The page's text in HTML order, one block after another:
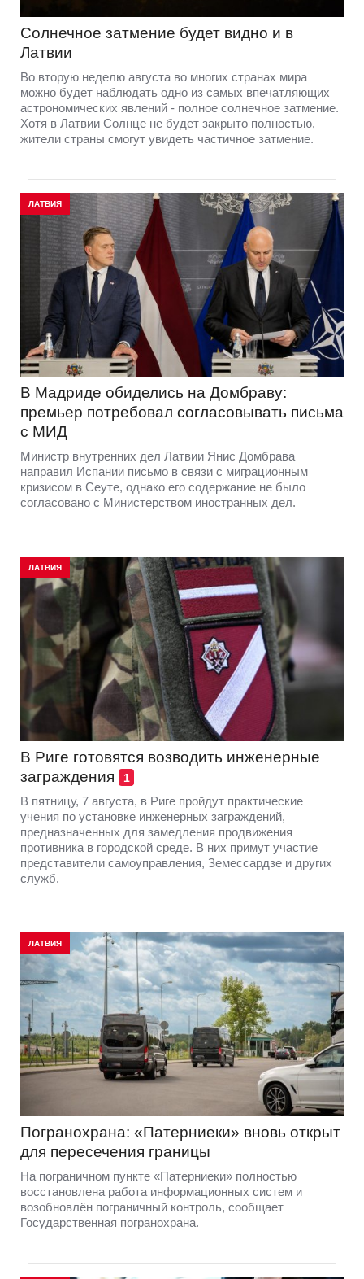
Солнечное затмение будет видно и в
Латвии
Во вторую неделю августа во многих странах мира
можно будет наблюдать одно из самых впечатляющих
астрономических явлений - полное солнечное затмение.
Хотя в Латвии Солнце не будет закрыто полностью,
жители страны смогут увидеть частичное затмение.
ЛАТВИЯ
В Мадриде обиделись на Домбраву:
премьер потребовал согласовывать письма
с МИД
Министр внутренних дел Латвии Янис Домбрава
направил Испании письмо в связи с миграционным
кризисом в Сеуте, однако его содержание не было
согласовано с Министерством иностранных дел.
ЛАТВИЯ
В Риге готовятся возводить инженерные
заграждения
1
В пятницу, 7 августа, в Риге пройдут практические
учения по установке инженерных заграждений,
предназначенных для замедления продвижения
противника в городской среде. В них примут участие
представители самоуправления, Земессардзе и других
служб.
ЛАТВИЯ
Погранохрана: «Патерниеки» вновь открыт
для пересечения границы
На пограничном пункте «Патерниеки» полностью
восстановлена работа информационных систем и
возобновлён пограничный контроль, сообщает
Государственная погранохрана.